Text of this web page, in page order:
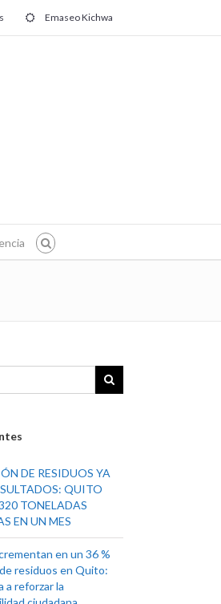
Emaseo Kichwa
DE RESIDUOS YA
QUITO
TONELADAS
EN UN MES
en un 36 %
residuos en Quito:
a reforzar la